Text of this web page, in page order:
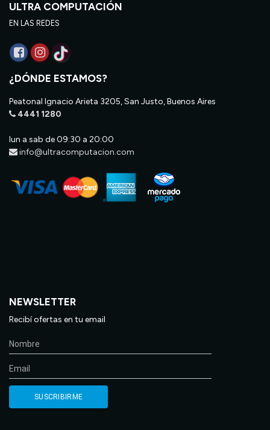
ULTRA COMPUTACIÓN
EN LAS REDES
¿DÓNDE ESTAMOS?
Peatonal Ignacio Arieta 3205, San Justo, Buenos Aires
4441 1280
lun a sab de 09:30 a 20:00
info@ultracomputacion.com
NEWSLETTER
Recibí ofertas en tu email